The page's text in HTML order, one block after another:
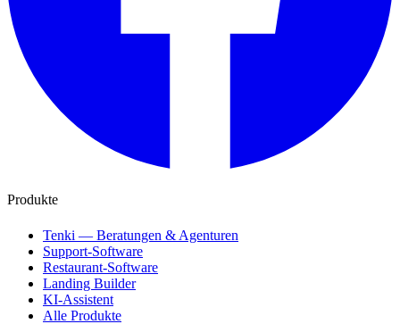
Produkte
Tenki — Beratungen & Agenturen
Support-Software
Restaurant-Software
Landing Builder
KI-Assistent
Alle Produkte